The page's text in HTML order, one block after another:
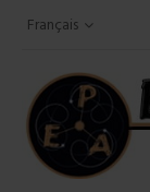
Français